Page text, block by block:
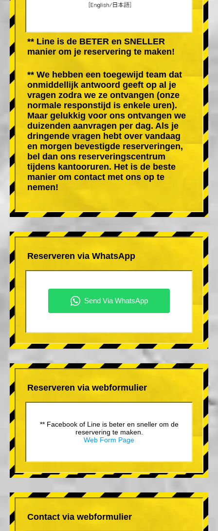
** Line is de BETER en SNELLER
manier om je reservering te maken!
** We hebben een toegewijd team dat
onmiddellijk antwoord geeft op al je
vragen zodra we ze ontvangen (onze
normale responstijd is enkele uren).
Maar gelukkig voor ons ontvangen we
duizenden aanvragen per dag. Als je
dringende vragen hebt over vandaag
en morgen bevestigde reserveringen,
bel dan ons reserveringscentrum
tijdens kantooruren. Het is de beste
manier om contact met ons op te
nemen!
Reserveren via WhatsApp
Reserveren via webformulier
** Facebook of Line is beter en sneller om de
reservering te maken.
Web Form Page
Contact via webformulier